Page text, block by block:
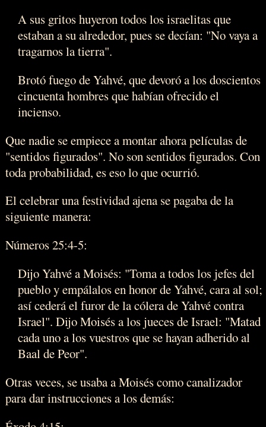
A sus gritos huyeron todos los israelitas que
estaban a su alrededor, pues se decían: "No vaya a
tragarnos la tierra".
Brotó fuego de Yahvé, que devoró a los doscientos
cincuenta hombres que habían ofrecido el
incienso.
Que nadie se empiece a montar ahora películas de
"sentidos figurados". No son sentidos figurados. Con
toda probabilidad, es eso lo que ocurrió.
El celebrar una festividad ajena se pagaba de la
siguiente manera:
Números 25:4-5:
Dijo Yahvé a Moisés: "Toma a todos los jefes del
pueblo y empálalos en honor de Yahvé, cara al sol;
así cederá el furor de la cólera de Yahvé contra
Israel". Dijo Moisés a los jueces de Israel: "Matad
cada uno a los vuestros que se hayan adherido al
Baal de Peor".
Otras veces, se usaba a Moisés como canalizador
para dar instrucciones a los demás: